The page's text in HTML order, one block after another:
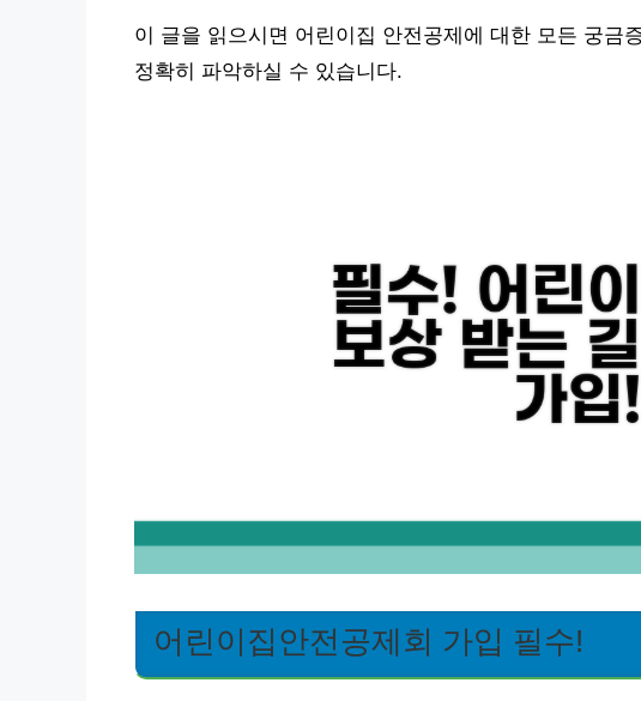
이 글을 읽으시면 어린이집 안전공제에 대한 모든 궁금
정확히 파악하실 수 있습니다.
어린이집안전공제회 가입 필수!